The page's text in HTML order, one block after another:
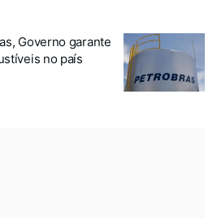
Governo garante
no país